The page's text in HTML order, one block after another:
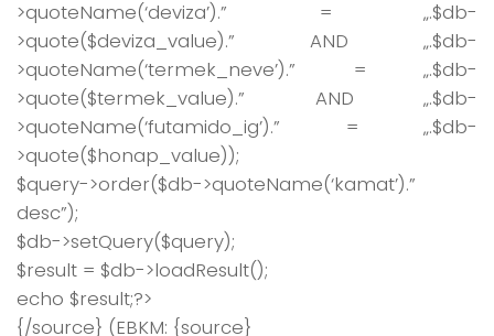
>quoteName(‘deviza’).” = „.$db-
>quote($deviza_value).” AND „.$db-
>quoteName(‘termek_neve’).” = „.$db-
>quote($termek_value).” AND „.$db-
>quoteName(‘futamido_ig’).” = „.$db-
>quote($honap_value));
$query->order($db->quoteName(‘kamat’).”
desc”);
$db->setQuery($query);
$result = $db->loadResult();
echo $result;?>
{/source} (EBKM: {source}